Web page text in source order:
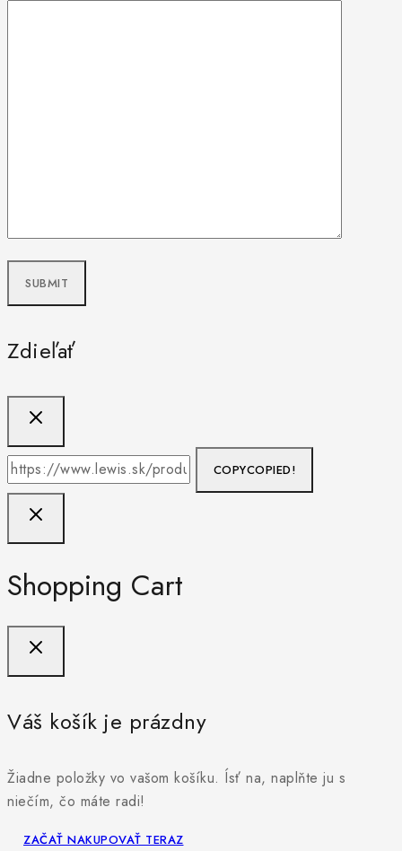
Zdieľať
COPYCOPIED!
Shopping Cart
Váš košík je prázdny
Žiadne položky vo vašom košíku. Ísť na, naplňte ju s
niečím, čo máte radi!
ZAČAŤ NAKUPOVAŤ TERAZ